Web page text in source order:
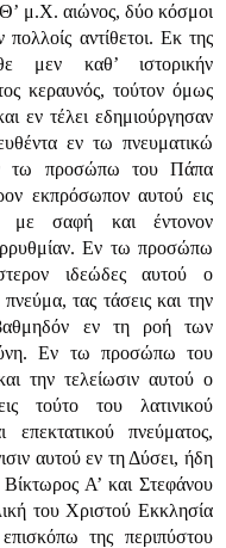
μ.Χ. αιώνος, δύο κόσμοι
αντίθετοι. Εκ της
μεν καθ’ ιστορικήν
κεραυνός, τούτον όμως
εν τέλει εδημιούργησαν
εν τω πνευματικώ
τω προσώπω του Πάπα
εκπρόσωπον αυτού εις
με σαφή και έντονον
Εν τω προσώπω
ιδεώδες αυτού ο
τας τάσεις και την
βαθμηδόν εν τη ροή των
Εν τω προσώπω του
την τελείωσιν αυτού ο
τούτο του λατινικού
επεκτατικού πνεύματος,
αυτού εν τη Δύσει, ήδη
Α’ και Στεφάνου
του Χριστού Εκκλησία
της περιπύστου